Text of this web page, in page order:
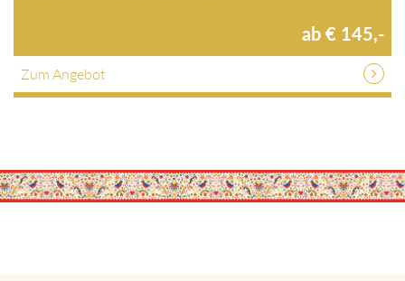
ab € 145,-
Zum Angebot